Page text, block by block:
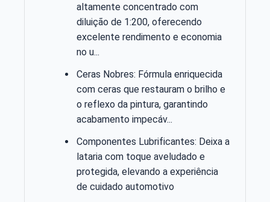
altamente concentrado com
diluição de 1:200, oferecendo
excelente rendimento e economia
no u...
Ceras Nobres: Fórmula enriquecida
com ceras que restauram o brilho e
o reflexo da pintura, garantindo
acabamento impecáv...
Componentes Lubrificantes: Deixa a
lataria com toque aveludado e
protegida, elevando a experiência
de cuidado automotivo